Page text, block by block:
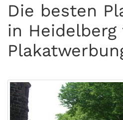
Die besten
in Heidelberg